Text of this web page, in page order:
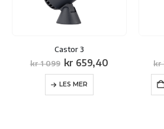
Castor 3
kr1 099 Opprinnelig
var:
kr 1
099.
kr 659,40 Nåværende
LES MER
kr